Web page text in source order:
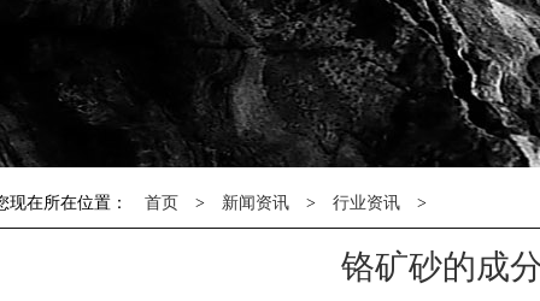
现在所在位置： 首页 > 新闻资讯 > 行业资讯 >
铬矿砂的成